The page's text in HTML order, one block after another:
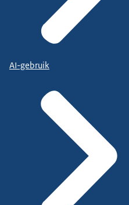
AI-gebruik